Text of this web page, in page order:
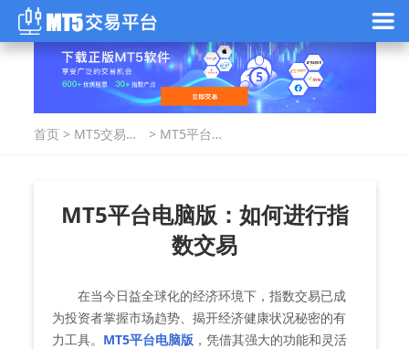
首页 > MT5交易指
> MT5平台电
MT5平台电脑版：如何进行指
数交易
在当今日益全球化的经济环境下，指数交易已成
为投资者掌握市场趋势、揭开经济健康状况秘密的有
力工具。 MT5平台电脑版 ，凭借其强大的功能和灵活